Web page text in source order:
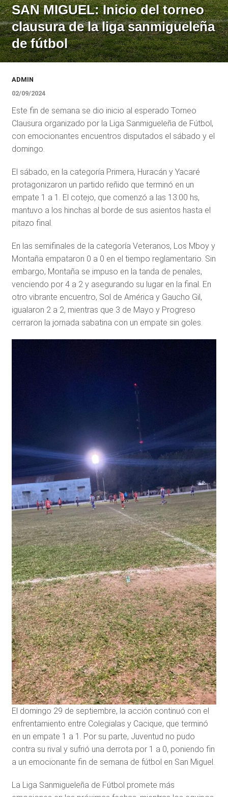
SAN MIGUEL: Inicio del torneo
clausura de la liga sanmigueleña
de fútbol
ADMIN
02/09/2024
Este fin de semana se dio inicio al esperado Torneo
Clausura organizado por la Liga Sanmigueleña de Fútbol,
con emocionantes encuentros disputados el sábado y el
domingo.
El sábado, en la categoría Primera, Huracán y Yacaré
protagonizaron un partido reñido que terminó en un
empate 1 a 1. El cotejo, que comenzó a las 13:00 hs,
mantuvo a los hinchas al borde de sus asientos hasta el
pitazo final.
En las semifinales de la categoría Veteranos, Los Mboy y
Montaña empataron 0 a 0 en el tiempo reglamentario. Sin
embargo, Montaña se impuso en la tanda de penales,
venciendo por 4 a 2 y asegurando su lugar en la final. En
otro vibrante encuentro, Sol de América y Gaucho Gil,
igualaron 2 a 2, mientras que 3 de Mayo y Progreso
cerraron la jornada sabatina con un empate sin goles.
El domingo 29 de septiembre, la acción continuó con el
enfrentamiento entre Colegialas y Cacique, que terminó
en un empate 1 a 1. Por su parte, Juventud no pudo
contra su rival y sufrió una derrota por 1 a 0, poniendo fin
a un emocionante fin de semana de fútbol en San Miguel.
La Liga Sanmigueleña de Fútbol promete más